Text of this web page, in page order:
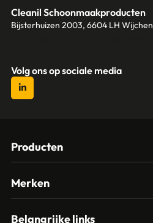
Cleanil Schoonmaakproducten
Bijsterhuizen 2003, 6604 LH Wijchen
Volg ons op sociale media
Producten
Glasbewassing
Merken
Belangrijke links